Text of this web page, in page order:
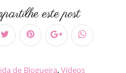
este post
de Blogueira,Vídeos